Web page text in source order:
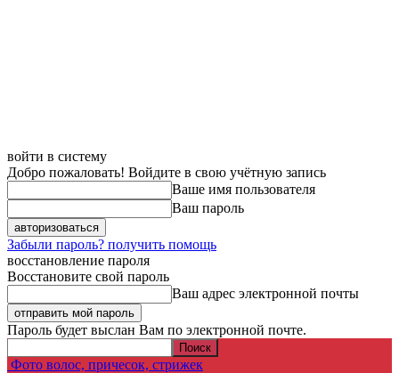
войти в систему
Добро пожаловать! Войдите в свою учётную запись
Ваше имя пользователя
Ваш пароль
Забыли пароль? получить помощь
восстановление пароля
Восстановите свой пароль
Ваш адрес электронной почты
Пароль будет выслан Вам по электронной почте.
Фото волос, причесок, стрижек